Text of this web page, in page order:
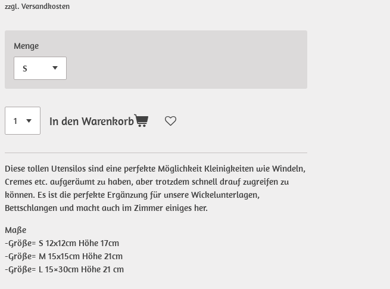
zzgl. Versandkosten
Menge
In den Warenkorb
Diese tollen Utensilos sind eine perfekte Möglichkeit Kleinigkeiten wie Windeln,
Cremes etc. aufgeräumt zu haben, aber trotzdem schnell drauf zugreifen zu
können. Es ist die perfekte Ergänzung für unsere Wickelunterlagen,
Bettschlangen und macht auch im Zimmer einiges her.
Maße
-Größe= S 12x12cm Höhe 17cm
-Größe= M 15x15cm Höhe 21cm
-Größe= L 15×30cm Höhe 21 cm